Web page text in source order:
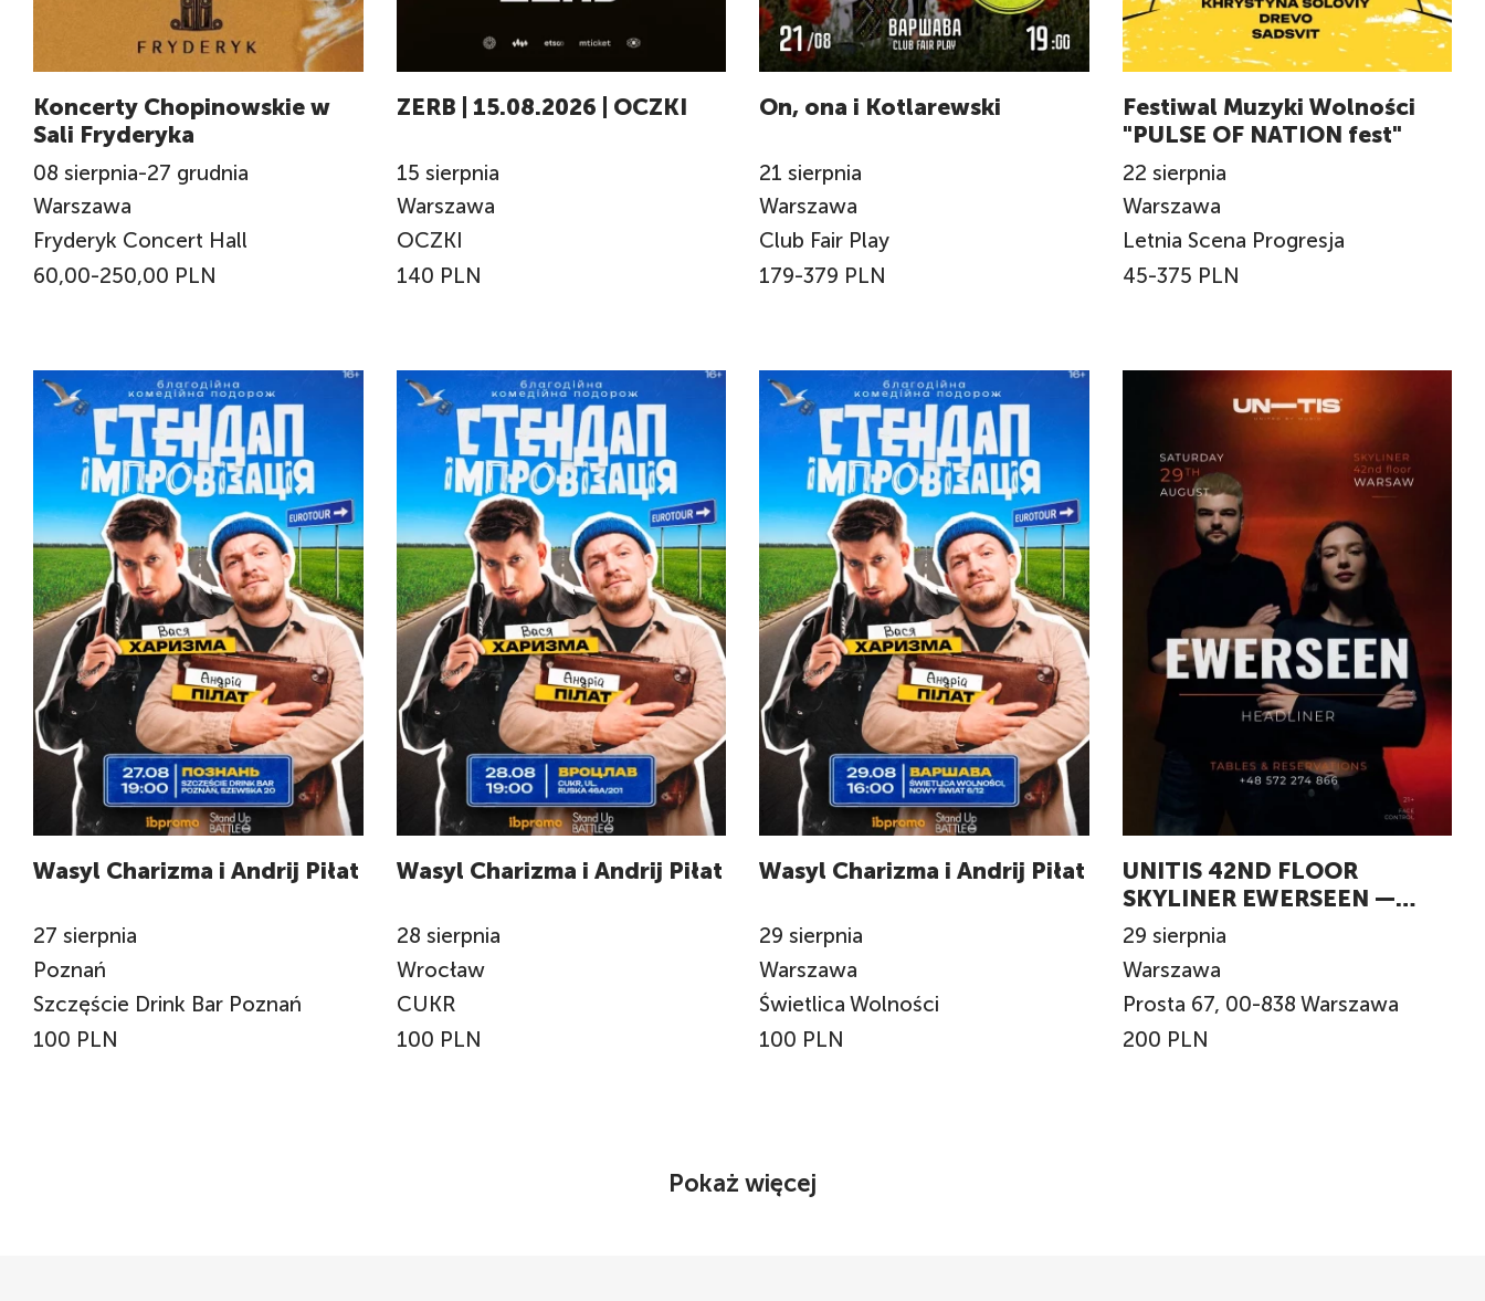
Koncerty Chopinowskie w
Sali Fryderyka
08 sierpnia-27 grudnia
Warszawa
Fryderyk Concert Hall
60,00-250,00 PLN
ZERB | 15.08.2026 | OCZKI
15 sierpnia
Warszawa
OCZKI
140 PLN
On, ona i Kotlarewski
21 sierpnia
Warszawa
Club Fair Play
179-379 PLN
Festiwal Muzyki Wolności
"PULSE OF NATION fest"
22 sierpnia
Warszawa
Letnia Scena Progresja
45-375 PLN
Wasyl Charizma i Andrij Piłat
27 sierpnia
Poznań
Szczęście Drink Bar Poznań
100 PLN
Wasyl Charizma i Andrij Piłat
28 sierpnia
Wrocław
CUKR
100 PLN
Wasyl Charizma i Andrij Piłat
29 sierpnia
Warszawa
Świetlica Wolności
100 PLN
UNITIS 42ND FLOOR
SKYLINER EWERSEEN —
LIVE IN WARSAW
29 sierpnia
Warszawa
Prosta 67, 00-838 Warszawa
200 PLN
Pokaż więcej